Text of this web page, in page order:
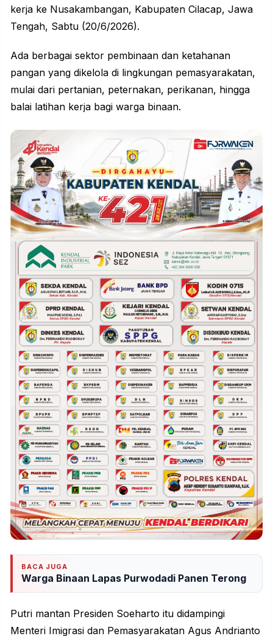
kerja ke Nusakambangan, Kabupaten Cilacap, Jawa
Tengah, Sabtu (20/6/2026).
Ada berbagai sektor pembinaan dan ketahanan
pangan yang dikelola di lingkungan pemasyarakatan,
mulai dari pertanian, peternakan, perikanan, hingga
balai latihan kerja bagi warga binaan.
BACA JUGA
Warga Binaan Lapas Purwodadi Panen Terong
Putri mantan Presiden Soeharto itu didampingi
Menteri Imigrasi dan Pemasyarakatan Agus Andrianto